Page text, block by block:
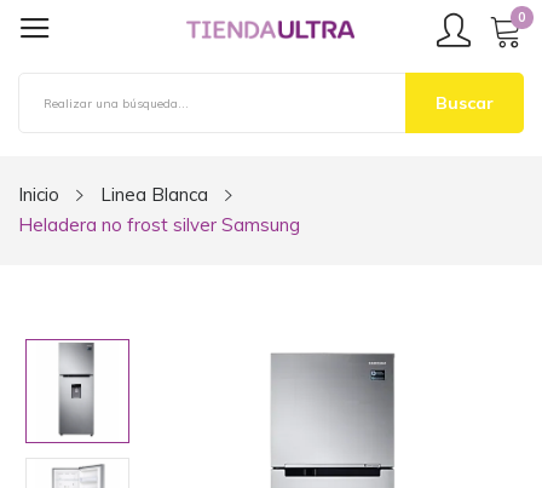
0
Buscar
Inicio
Linea Blanca
Heladera no frost silver Samsung